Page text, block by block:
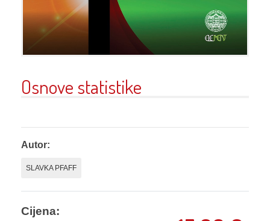
Osnove statistike
Autor:
SLAVKA PFAFF
Cijena: